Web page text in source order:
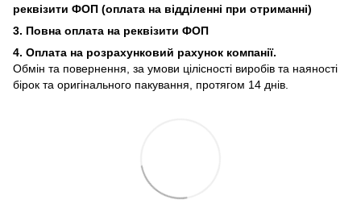
реквізити ФОП (оплата на відділенні при отриманні)
3. Повна оплата на реквізити ФОП
4. Оплата на розрахунковий рахунок компанії.
Обмін та повернення, за умови цілісності виробів та наяності
бірок та оригінального пакування, протягом 14 днів.